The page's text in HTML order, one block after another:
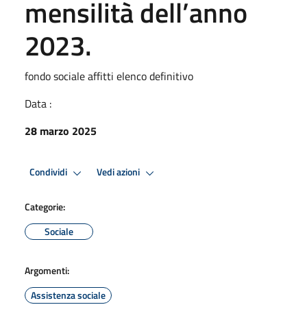
mensilità dell’anno
2023.
fondo sociale affitti elenco definitivo
Data :
28 marzo 2025
Condividi Vedi azioni
Categorie:
Sociale
Argomenti:
Assistenza sociale